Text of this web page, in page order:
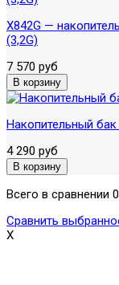
X842G —
(3,2G)
7 570 руб
Накопительный
4 290 руб
Всего в сравнении
Сравнить
X